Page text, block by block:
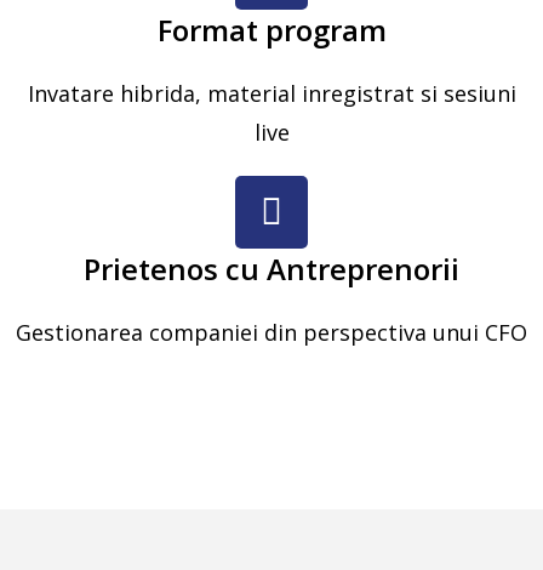
Format program
Invatare hibrida, material inregistrat si sesiuni
live
Prietenos cu Antreprenorii
Gestionarea companiei din perspectiva unui CFO